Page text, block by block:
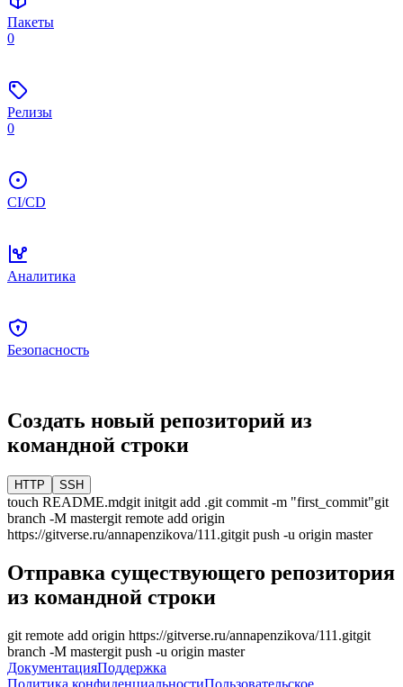
Пакеты
0
Релизы
0
CI/CD
Аналитика
Безопасность
Создать новый репозиторий из
командной строки
HTTP SSH
touch README.mdgit initgit add .git commit -m "first_commit"git
branch -M mastergit remote add origin
https://gitverse.ru/annapenzikova/111.gitgit push -u origin master
Отправка существующего репозитория
из командной строки
git remote add origin https://gitverse.ru/annapenzikova/111.gitgit
branch -M mastergit push -u origin master
ДокументацияПоддержка
Политика конфиденциальностиПользовательское